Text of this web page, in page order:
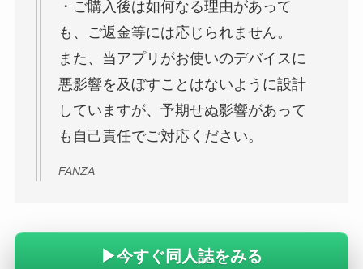
・ご購入後は如何なる理由があって
も、ご返金等には応じられません。
また、当アプリがお使いのデバイスに
悪影響を及ぼすことはないように設計
していますが、予期せぬ影響があって
も自己責任でご対応ください。
FANZA
▶今すぐ同人誌をみる